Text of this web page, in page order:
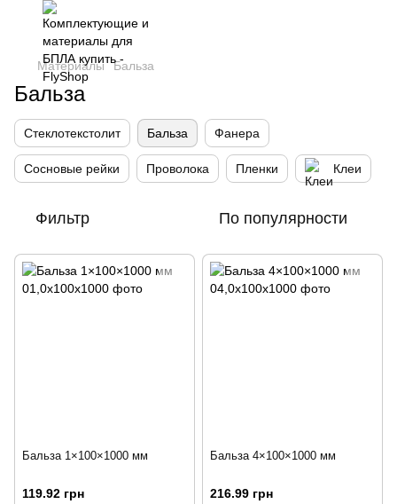
Материалы Бальза
Бальза
Стеклотекстолит Бальза Фанера
Сосновые рейки Проволока Пленки Клеи
Фильтр По популярности
Бальза 1×100×1000 мм
119.92 грн
Бальза 4×100×1000 мм
216.99 грн